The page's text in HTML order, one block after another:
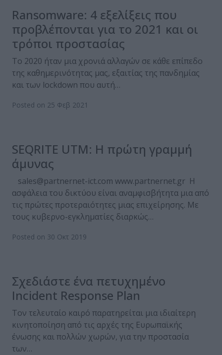
Ransomware: 4 εξελίξεις που
προβλέπονται για το 2021 και οι
τρόποι προστασίας
Το 2020 ήταν μια χρονιά αλλαγών σε κάθε επίπεδο
της καθημερινότητας μας, εξαιτίας της πανδημίας
και των lockdown που αυτή…
Posted on 25 Φεβ 2021
SEQRITE UTM: H πρώτη γραμμή
άμυνας
sales@partnernet-ict.com www.partnernet.gr Η
ασφάλεια του δικτύου είναι αναμφισβήτητα μια από
τις πρώτες προτεραιότητες μιας επιχείρησης. Με
τους κυβερνο-εγκληματίες διαρκώς…
Posted on 30 Οκτ 2019
Σχεδιάστε ένα πετυχημένο
Incident Response Plan
Τον τελευταίο καιρό παρατηρείται μια ιδιαίτερη
κινητοποίηση από τις αρχές της Ευρωπαϊκής
ένωσης και πολλών χωρών, για την προστασία
των…